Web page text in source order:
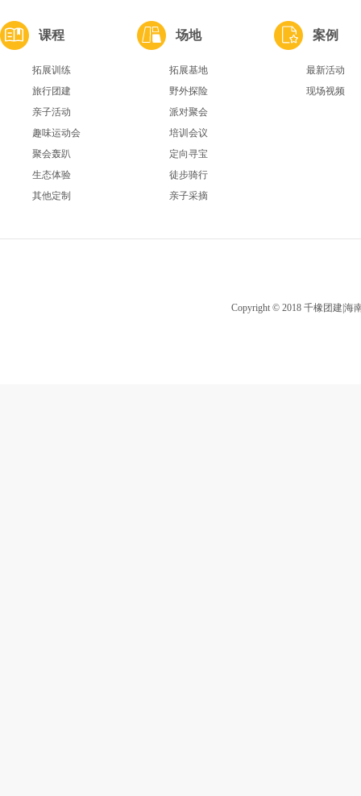
课程
拓展训练
旅行团建
亲子活动
趣味运动会
聚会轰趴
生态体验
其他定制
场地
拓展基地
野外探险
派对聚会
培训会议
定向寻宝
徒步骑行
亲子采摘
案例
最新活动
现场视频
Copyright © 2018 千橡团建|